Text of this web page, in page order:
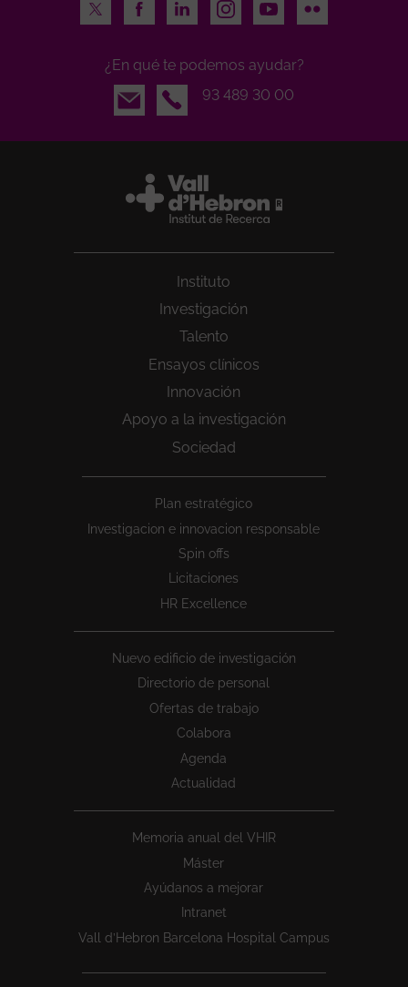
Twitter FacebookLinkedInInstagramYoutubeFlickr
¿En qué te podemos ayudar?
Email
93 489 30 00
Instituto
Investigación
Talento
Ensayos clínicos
Innovación
Apoyo a la investigación
Sociedad
Plan estratégico
Investigacion e innovacion responsable
Spin offs
Licitaciones
HR Excellence
Nuevo edificio de investigación
Directorio de personal
Ofertas de trabajo
Colabora
Agenda
Actualidad
Memoria anual del VHIR
Máster
Ayúdanos a mejorar
Intranet
Vall d’Hebron Barcelona Hospital Campus